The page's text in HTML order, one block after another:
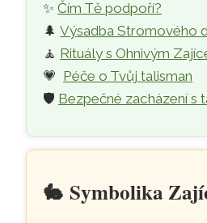
✨Čím Tě podpoří?
🌲Výsadba Stromového
🧘 Rituály s Ohnivým
💗 Péče o Tvůj talisman
🛡️ Bezpečné zacházení s
🐇Symbolika